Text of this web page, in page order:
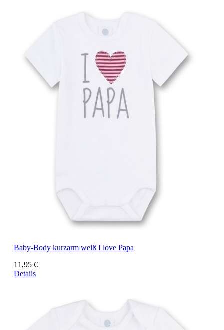
Baby-Body kurzarm weiß I love Papa
11,95 €
Details